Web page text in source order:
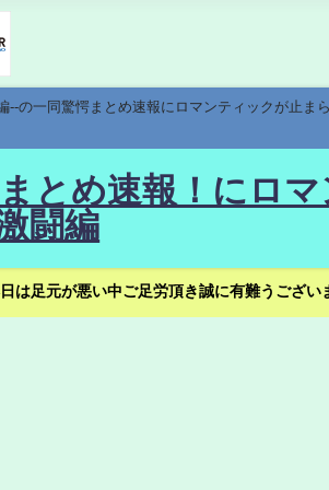
の一同驚愕まとめ速報にロマンティックが止ま
とめ速報！にロマ
闘編
足元が悪い中ご足労頂き誠に有難うござい